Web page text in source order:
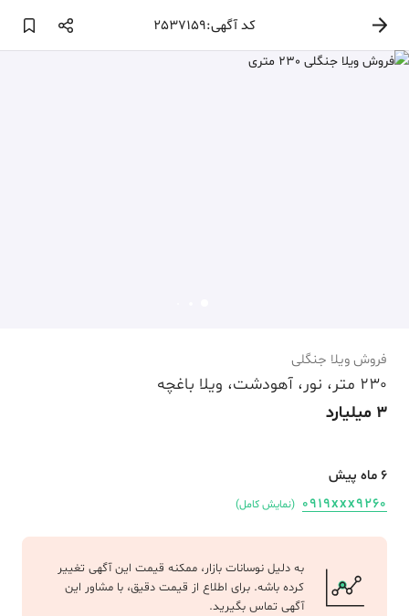
کد آگهی:2537159
فروش ویلا جنگلی
230 متر، نور، آهودشت، ویلا باغچه
3 میلیارد
6 ماه پیش
0919xxx9260
(نمایش کامل)
به دلیل نوسانات بازار، ممکنه قیمت این آگهی تغییر
کرده باشه. برای اطلاع از قیمت دقیق، با مشاور این
آگهی تماس بگیرید.